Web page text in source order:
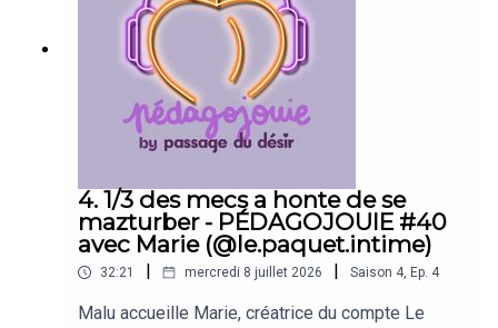
4. 1/3 des mecs a honte de se
mazturber - PÉDAGOJOUIE #40
avec Marie (@le.paquet.intime)
32:21 mercredi 8 juillet 2026 Saison 4, Ep. 4
Malu accueille Marie, créatrice du compte Le